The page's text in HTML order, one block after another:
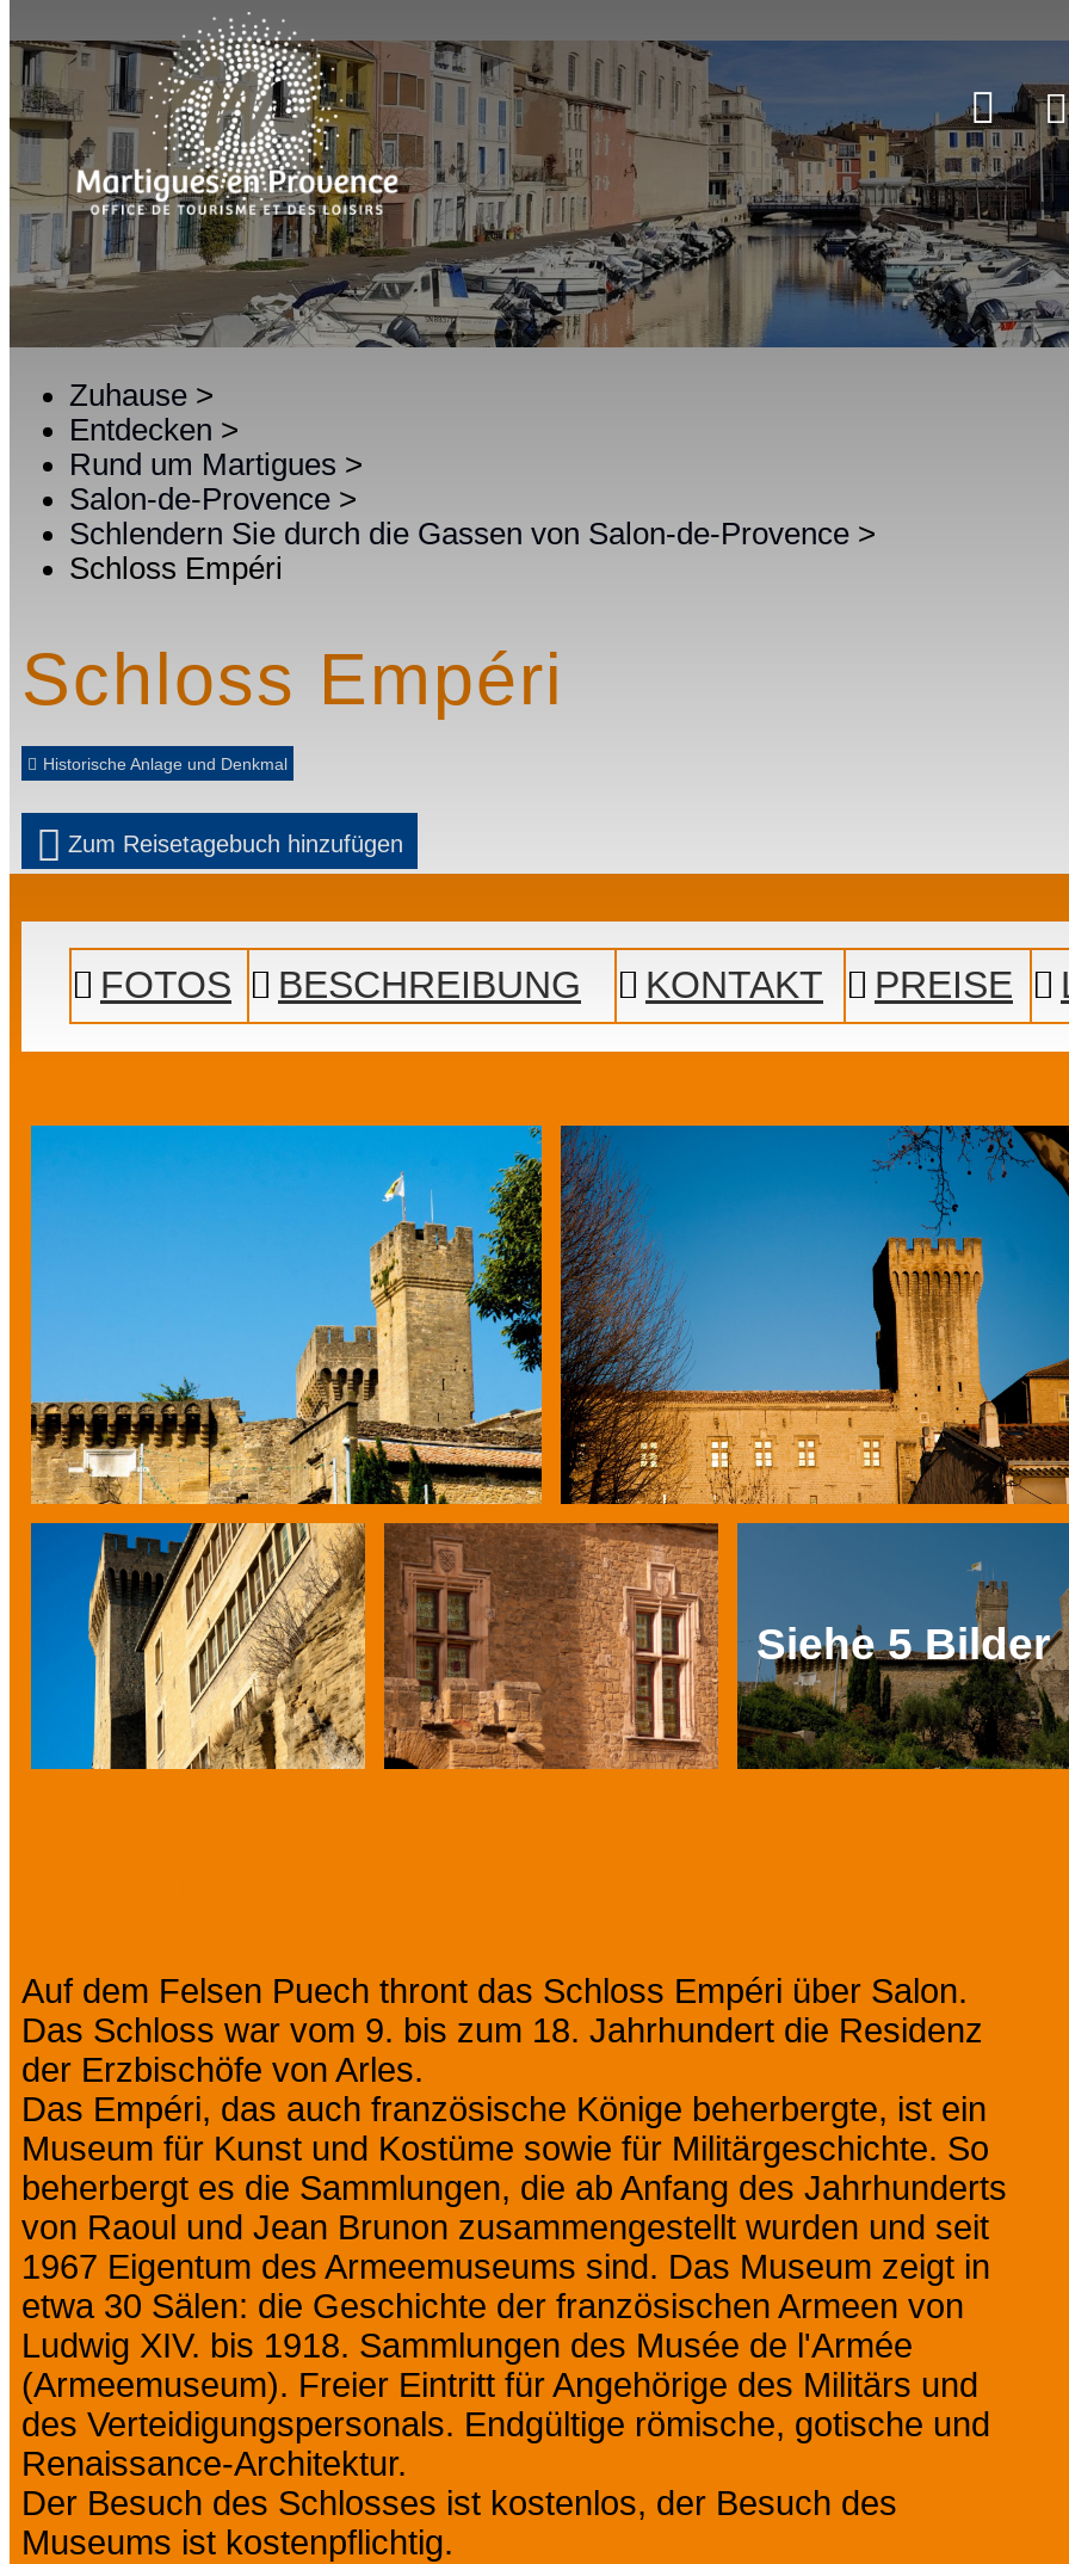
Zuhause >
Entdecken >
Rund um Martigues >
Salon-de-Provence >
Schlendern Sie durch die Gassen von Salon-de-Provence >
Schloss Empéri
Schloss Empéri
Historische Anlage und Denkmal
Zum Reisetagebuch hinzufügen
FOTOS BESCHREIBUNG KONTAKT PREISE
Siehe 5 Bilder
Next
Auf dem Felsen Puech thront das Schloss Empéri über Salon.
Das Schloss war vom 9. bis zum 18. Jahrhundert die Residenz
der Erzbischöfe von Arles.
Das Empéri, das auch französische Könige beherbergte, ist ein
Museum für Kunst und Kostüme sowie für Militärgeschichte. So
beherbergt es die Sammlungen, die ab Anfang des Jahrhunderts
von Raoul und Jean Brunon zusammengestellt wurden und seit
1967 Eigentum des Armeemuseums sind. Das Museum zeigt in
etwa 30 Sälen: die Geschichte der französischen Armeen von
Ludwig XIV. bis 1918. Sammlungen des Musée de l'Armée
(Armeemuseum). Freier Eintritt für Angehörige des Militärs und
des Verteidigungspersonals. Endgültige römische, gotische und
Renaissance-Architektur.
Der Besuch des Schlosses ist kostenlos, der Besuch des
Museums ist kostenpflichtig.